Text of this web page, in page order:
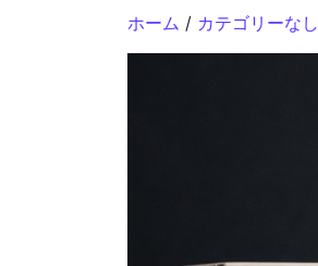
ホーム / カテゴリーなし